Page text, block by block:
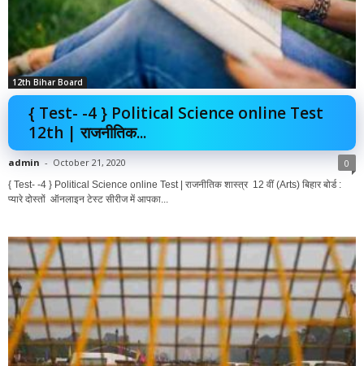
12th Bihar Board
{ Test- -4 } Political Science online Test
12th | राजनीतिक...
admin - October 21, 2020 0
{ Test- -4 } Political Science online Test | राजनीतिक शास्त्र 12 वीं (Arts) बिहार बोर्ड :
प्यारे दोस्तों ऑनलाइन टेस्ट सीरीज में आपका...